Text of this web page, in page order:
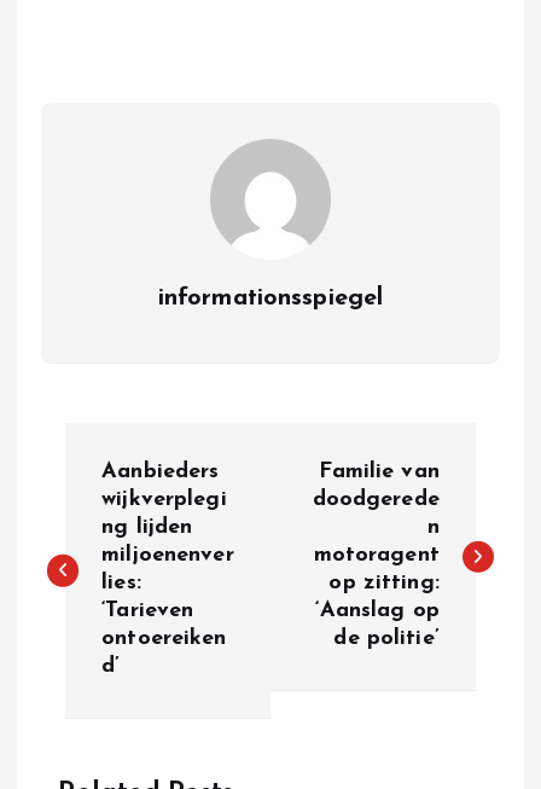
informationsspiegel
s
Aanbieders
wijkverplegi
ng lijden
miljoenenver
lies:
‘Tarieven
ontoereiken
d’
Familie van
doodgerede
n
motoragent
op zitting:
‘Aanslag op
de politie’